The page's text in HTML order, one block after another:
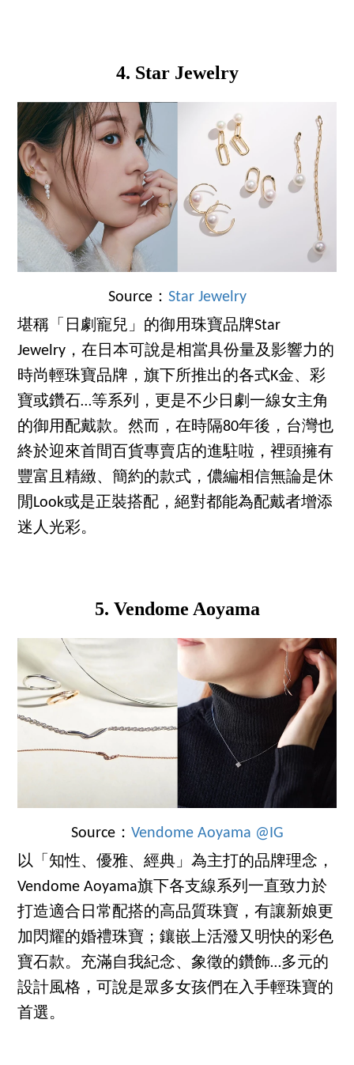
4. Star Jewelry
Source： Star Jewelry
堪稱「日劇寵兒」的御用珠寶品牌Star
Jewelry，在日本可說是相當具份量及影響力的
時尚輕珠寶品牌，旗下所推出的各式K金、彩
寶或鑽石…等系列，更是不少日劇一線女主角
的御用配戴款。然而，在時隔80年後，台灣也
終於迎來首間百貨專賣店的進駐啦，裡頭擁有
豐富且精緻、簡約的款式，儂編相信無論是休
閒Look或是正裝搭配，絕對都能為配戴者增添
迷人光彩。
5. Vendome Aoyama
Source： Vendome Aoyama @IG
以「知性、優雅、經典」為主打的品牌理念，
Vendome Aoyama旗下各支線系列一直致力於
打造適合日常配搭的高品質珠寶，有讓新娘更
加閃耀的婚禮珠寶；鑲嵌上活潑又明快的彩色
寶石款。充滿自我紀念、象徵的鑽飾…多元的
設計風格，可說是眾多女孩們在入手輕珠寶的
首選。